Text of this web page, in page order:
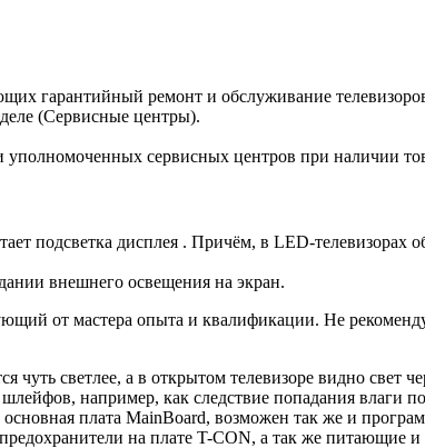
гарантийный ремонт и обслуживание
(Сервисные центры).
сервисных центров при наличии
подсветка дисплея . Причём, в LED-
внешнего освещения на экран.
от мастера опыта и квалификации. Не
светлее, а в открытом телевизоре видно свет
например, как следствие попадания влаги
плата MainBoard, возможен так же и
на плате T-CON, а так же